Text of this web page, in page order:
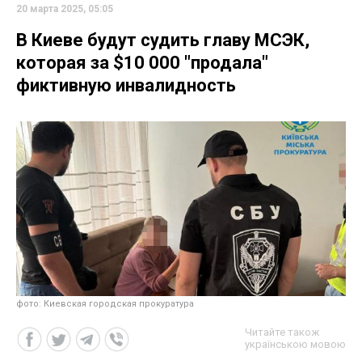
20 марта 2025, 05:05
В Киеве будут судить главу МСЭК,
которая за $10 000 "продала"
фиктивную инвалидность
фото: Киевская городская прокуратура
Читайте також
українською мовою